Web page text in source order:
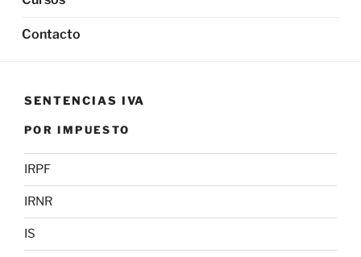
Contacto
SENTENCIAS IVA
POR IMPUESTO
IRPF
IRNR
IS